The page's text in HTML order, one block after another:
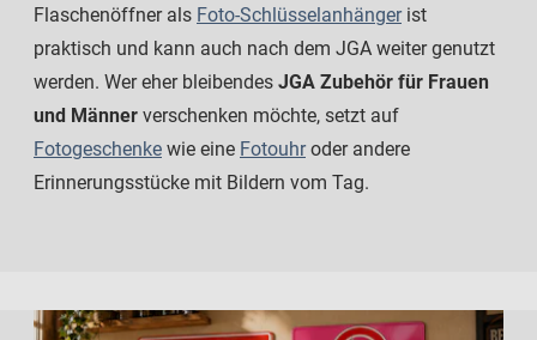
Flaschenöffner als Foto-Schlüsselanhängerist
praktisch und kann auch nach dem JGA weiter genutzt
werden. Wer eher bleibendes JGA Zubehör für Frauen
und Männer verschenken möchte, setzt auf
Fotogeschenke wie eine Fotouhroder andere
Erinnerungsstücke mit Bildern vom Tag.